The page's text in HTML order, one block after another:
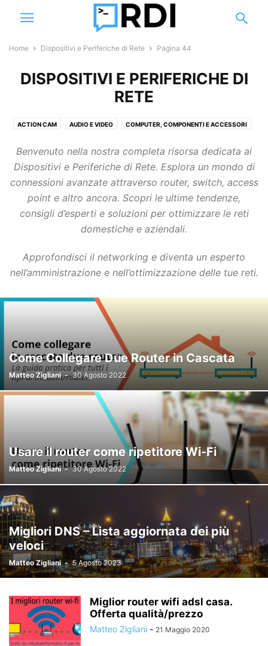
Home Dispositivi e Periferiche di Rete Pagina 44
DISPOSITIVI E PERIFERICHE DI
RETE
ACTION CAM AUDIO E VIDEO COMPUTER, COMPONENTI E ACCESSORI
GUIDE E TUTORIAL SMART HOME SMARTPHONE E ACCESSORI
SOFTWARE STORAGE VIDEOSORVEGLIANZA
Benvenuto nella nostra completa risorsa dedicata ai
Dispositivi e Periferiche di Rete. Esplora un mondo di
connessioni avanzate attraverso router, switch, access
point e altro ancora. Scopri le ultime tendenze,
consigli d’esperti e soluzioni per ottimizzare le reti
domestiche e aziendali.
Approfondisci il networking e diventa un esperto
nell’amministrazione e nell’ottimizzazione delle tue reti.
Come Collegare Due Router in Cascata
Matteo Zigliani - 30 Agosto 2022
Usare il router come ripetitore Wi-Fi
Matteo Zigliani - 30 Agosto 2022
Migliori DNS – Lista aggiornata dei più
veloci
Matteo Zigliani - 5 Agosto 2023
Miglior router wifi adsl casa.
Offerta qualità/prezzo
Matteo Zigliani - 21 Maggio 2020